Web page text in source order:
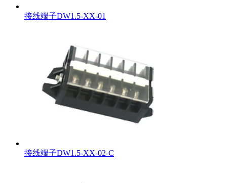
接线端子DW1.5-XX-01
接线端子DW1.5-XX-02-C